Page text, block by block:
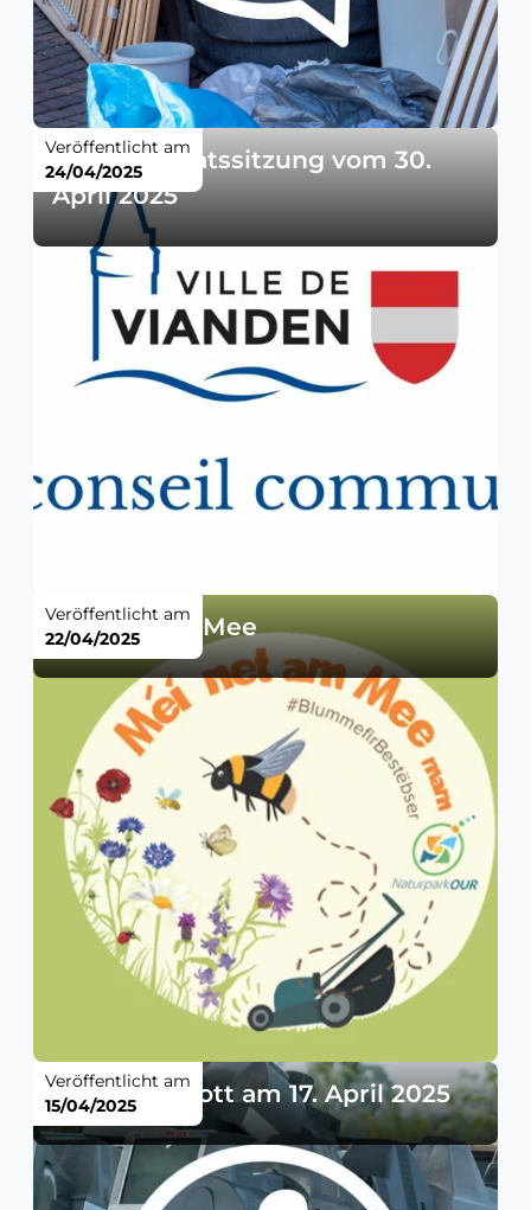
Gemeinderatssitzung vom 30.
April 2025
Veröffentlicht am
24/04/2025
Méi net am Mee
Veröffentlicht am
22/04/2025
Elektroschrott am 17. April 2025
Veröffentlicht am
15/04/2025